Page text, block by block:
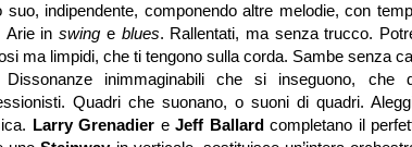
suo, indipendente, componendo altre melodie, con
Arie inswing e blues. Rallentati, ma senza trucco.
ma limpidi, che ti tengono sulla corda. Sambe senza
Dissonanze inimmaginabili che si inseguono,
Quadri che suonano, o suoni di quadri.
Larry Grenadier e Jeff Ballardcompletano il